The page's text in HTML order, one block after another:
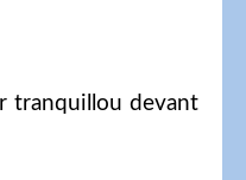
tranquillou devant